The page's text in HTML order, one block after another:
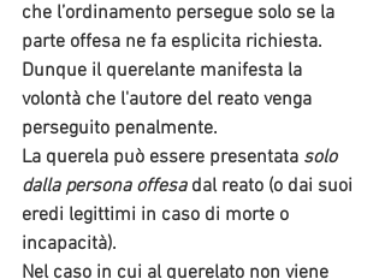
che l’ordinamento persegue solo se la
parte offesa ne fa esplicita richiesta.
Dunque il querelante manifesta la
volontà che l'autore del reato venga
perseguito penalmente.
La querela può essere presentata solo
dalla persona offesa dal reato (o dai suoi
eredi legittimi in caso di morte o
incapacità).
Nel caso in cui al querelato non viene